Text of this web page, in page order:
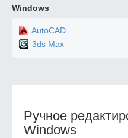
Windows
AutoCAD
3ds Max
Ручное
Windows